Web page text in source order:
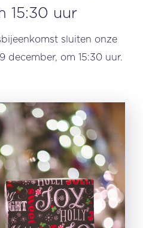
15:30 uur
sluiten onze
december, om 15:30 uur.